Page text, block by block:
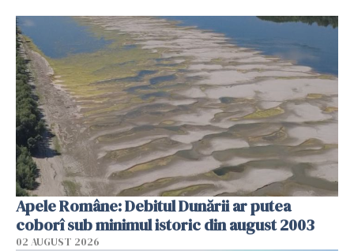
Apele Române: Debitul Dunării ar putea
coborî sub minimul istoric din august 2003
02 AUGUST 2026